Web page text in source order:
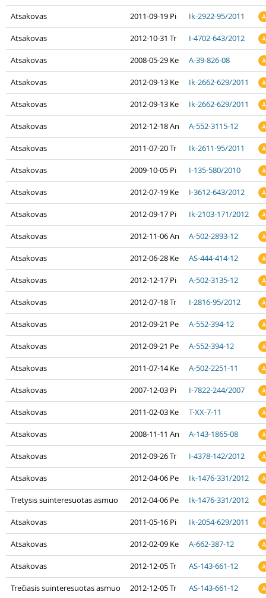
Atsakovas 2011-09-19 Pi Ik-2922-95/2011 A
Atsakovas 2012-10-31 Tr I-4702-643/2012 A
Atsakovas 2008-05-29 Ke A-39-826-08 A
Atsakovas 2012-09-13 Ke Ik-2662-629/2011 A
Atsakovas 2012-09-13 Ke Ik-2662-629/2011 A
Atsakovas 2012-12-18 An A-552-3115-12 A
Atsakovas 2011-07-20 Tr Ik-2611-95/2011 A
Atsakovas 2009-10-05 Pi I-135-580/2010 A
Atsakovas 2012-07-19 Ke I-3612-643/2012 A
Atsakovas 2012-09-17 Pi Ik-2103-171/2012 A
Atsakovas 2012-11-06 An A-502-2893-12 A
Atsakovas 2012-06-28 Ke AS-444-414-12 A
Atsakovas 2012-12-17 Pi A-502-3135-12 A
Atsakovas 2012-07-18 Tr I-2816-95/2012 A
Atsakovas 2012-09-21 Pe A-552-394-12 A
Atsakovas 2012-09-21 Pe A-552-394-12 A
Atsakovas 2011-07-14 Ke A-502-2251-11 A
Atsakovas 2007-12-03 Pi I-7822-244/2007 A
Atsakovas 2011-02-03 Ke T-XX-7-11 A
Atsakovas 2008-11-11 An A-143-1865-08 A
Atsakovas 2012-09-26 Tr I-4378-142/2012 A
Atsakovas 2012-04-06 Pe Ik-1476-331/2012 A
Tretysis suinteresuotas asmuo 2012-04-06 Pe Ik-1476-331/2012 A
Atsakovas 2011-05-16 Pi Ik-2054-629/2011 A
Atsakovas 2012-02-09 Ke A-662-387-12 A
Atsakovas 2012-12-05 Tr AS-143-661-12 A
Trečiasis suinteresuotas asmuo 2012-12-05 Tr AS-143-661-12 A